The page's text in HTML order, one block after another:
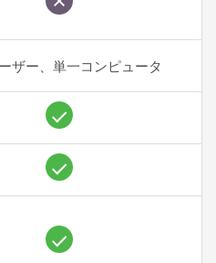
ザー、単一コンピュータ